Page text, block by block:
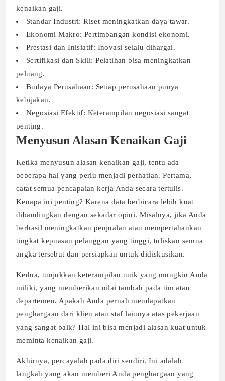
kenaikan gaji.
Standar Industri: Riset meningkatkan daya tawar.
Ekonomi Makro: Pertimbangan kondisi ekonomi.
Prestasi dan Inisiatif: Inovasi selalu dihargai.
Sertifikasi dan Skill: Pelatihan bisa meningkatkan
peluang.
Budaya Perusahaan: Setiap perusahaan punya
kebijakan.
Negosiasi Efektif: Keterampilan negosiasi sangat
penting.
Menyusun Alasan Kenaikan Gaji
Ketika menyusun alasan kenaikan gaji, tentu ada
beberapa hal yang perlu menjadi perhatian. Pertama,
catat semua pencapaian kerja Anda secara tertulis.
Kenapa ini penting? Karena data berbicara lebih kuat
dibandingkan dengan sekadar opini. Misalnya, jika Anda
berhasil meningkatkan penjualan atau mempertahankan
tingkat kepuasan pelanggan yang tinggi, tuliskan semua
angka tersebut dan persiapkan untuk didiskusikan.
Kedua, tunjukkan keterampilan unik yang mungkin Anda
miliki, yang memberikan nilai tambah pada tim atau
departemen. Apakah Anda pernah mendapatkan
penghargaan dari klien atau staf lainnya atas pekerjaan
yang sangat baik? Hal ini bisa menjadi alasan kuat untuk
meminta kenaikan gaji.
Akhirnya, percayalah pada diri sendiri. Ini adalah
langkah yang akan memberi Anda penghargaan yang